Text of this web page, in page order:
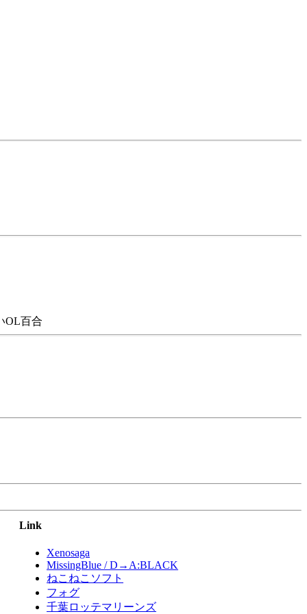
OL百合
Link
Xenosaga
MissingBlue / D→A:BLACK
ねこねこソフト
フォグ
千葉ロッテマリーンズ